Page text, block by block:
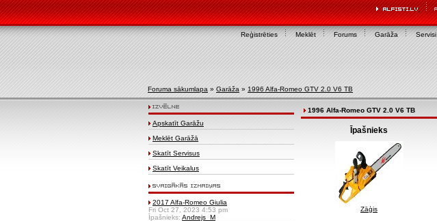
Reģistrēties Meklēt Forums Garāža Servisi
Foruma sākumlapa » Garāža » 1996 Alfa-Romeo GTV 2.0 V6 TB
Apskatīt Garāžu
Meklēt Garāžā
Skatīt Servisus
Skatīt Veikalus
2017 Alfa-Romeo Giulia
Fri Oct 27, 2023 4:53 pm
Īpašnieks: Andrejs_M
1996 Alfa-Romeo GTV 2.0 V6 TB
Īpašnieks
Zāģis